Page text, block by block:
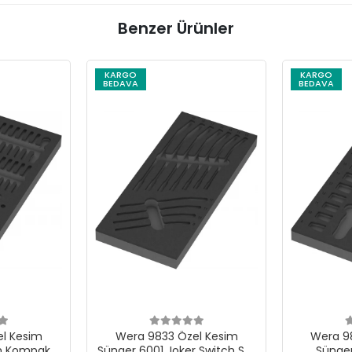
Benzer Ürünler
Wera 9833 Özel Kesim
Wera 9824 Özel Kesim